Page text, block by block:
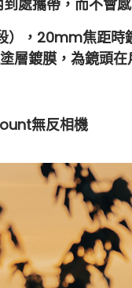
處攜帶，而不會
，20mm焦距時
鍍膜，為鏡頭在
無反相機